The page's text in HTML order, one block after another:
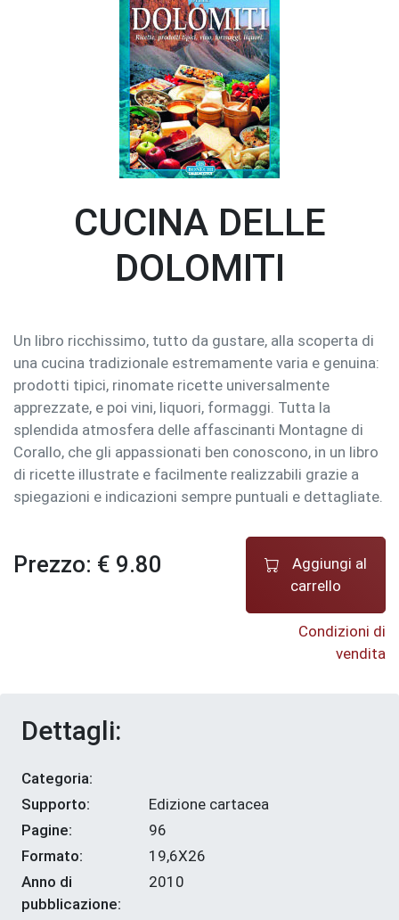
CUCINA DELLE
DOLOMITI
Un libro ricchissimo, tutto da gustare, alla scoperta di
una cucina tradizionale estremamente varia e genuina:
prodotti tipici, rinomate ricette universalmente
apprezzate, e poi vini, liquori, formaggi. Tutta la
splendida atmosfera delle affascinanti Montagne di
Corallo, che gli appassionati ben conoscono, in un libro
di ricette illustrate e facilmente realizzabili grazie a
spiegazioni e indicazioni sempre puntuali e dettagliate.
Prezzo: € 9.80
Aggiungi al
carrello
Condizioni di
vendita
Dettagli:
Categoria:
Supporto:
Edizione cartacea
Pagine:
96
Formato:
19,6X26
Anno di
pubblicazione:
2010